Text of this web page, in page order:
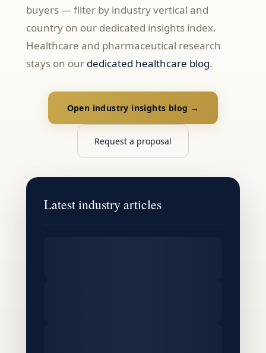
buyers — filter by industry vertical and
country on our dedicated insights index.
Healthcare and pharmaceutical research
stays on our dedicated healthcare blog.
Open industry insights blog →
Request a proposal
Latest industry articles